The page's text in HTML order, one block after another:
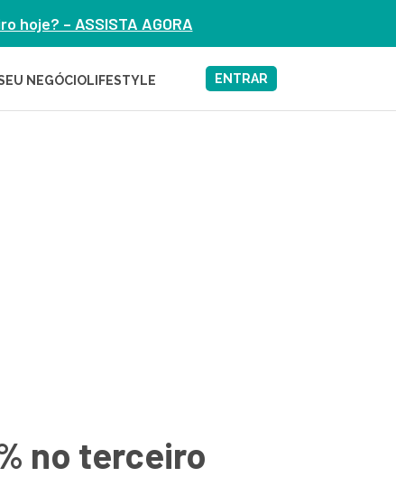
hoje? – ASSISTA AGORA
NEGÓCIOLIFESTYLE ENTRAR
no terceiro